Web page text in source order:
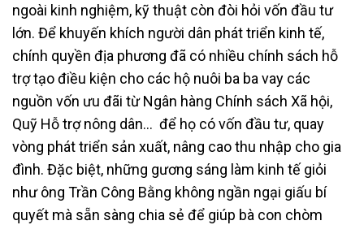
ngoài kinh nghiệm, kỹ thuật còn đòi hỏi vốn đầu tư
lớn. Để khuyến khích người dân phát triển kinh tế,
chính quyền địa phương đã có nhiều chính sách hỗ
trợ tạo điều kiện cho các hộ nuôi ba ba vay các
nguồn vốn ưu đãi từ Ngân hàng Chính sách Xã hội,
Quỹ Hỗ trợ nông dân… để họ có vốn đầu tư, quay
vòng phát triển sản xuất, nâng cao thu nhập cho gia
đình. Đặc biệt, những gương sáng làm kinh tế giỏi
như ông Trần Công Bằng không ngần ngại giấu bí
quyết mà sẵn sàng chia sẻ để giúp bà con chòm